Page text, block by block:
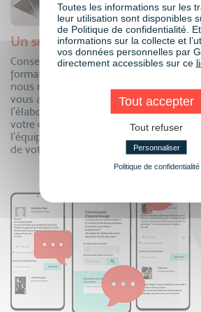
Un suivi personnalisé
Conseillers formation, coordinateurs
formateurs, mentors individuels,
nous mettons à votre disposition tous
vous accompagner dans votre projet de
l’élaboration de votre dossier de
votre certificat, en passant par le suivi
l’équipe VISIPLUS academy est là pour
de votre parcours.
Toutes les informations sur les
leur utilisation sont disponibles
de Politique de confidentialité.
informations sur la collecte et
vos données personnelles par
directement accessibles sur ce
Tout accepter
Tout refuser
Personnaliser
Politique de confidentialité